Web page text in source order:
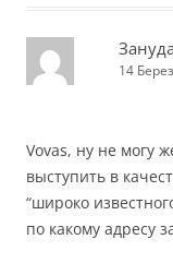
Зануда
14
Vovas, ну не могу
выступить в
“широко
по какому адресу